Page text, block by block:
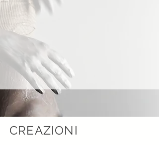
CREAZIONI